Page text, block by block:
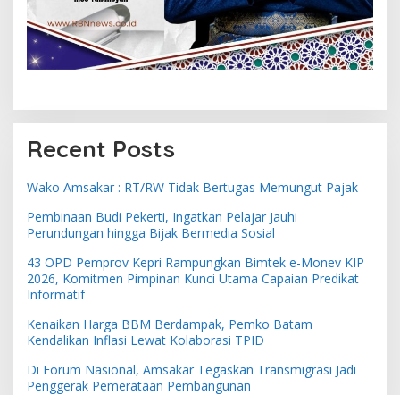
Recent Posts
Wako Amsakar : RT/RW Tidak Bertugas Memungut Pajak
Pembinaan Budi Pekerti, Ingatkan Pelajar Jauhi
Perundungan hingga Bijak Bermedia Sosial
43 OPD Pemprov Kepri Rampungkan Bimtek e-Monev KIP
2026, Komitmen Pimpinan Kunci Utama Capaian Predikat
Informatif
Kenaikan Harga BBM Berdampak, Pemko Batam
Kendalikan Inflasi Lewat Kolaborasi TPID
Di Forum Nasional, Amsakar Tegaskan Transmigrasi Jadi
Penggerak Pemerataan Pembangunan